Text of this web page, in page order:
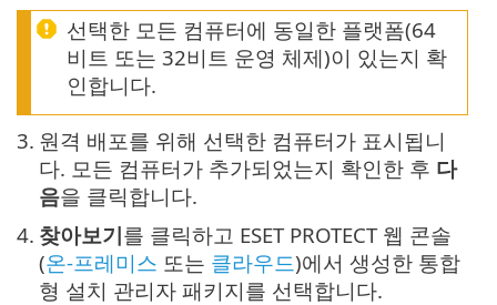
선택한 모든 컴퓨터에 동일한 플랫폼(64
비트 또는 32비트 운영 체제)이 있는지 확
인합니다.
3. 원격 배포를 위해 선택한 컴퓨터가 표시됩니
다. 모든 컴퓨터가 추가되었는지 확인한 후 다
음을 클릭합니다.
4. 찾아보기를 클릭하고 ESET PROTECT 웹 콘솔
(온-프레미스 또는 클라우드)에서 생성한 통합
형 설치 관리자 패키지를 선택합니다.